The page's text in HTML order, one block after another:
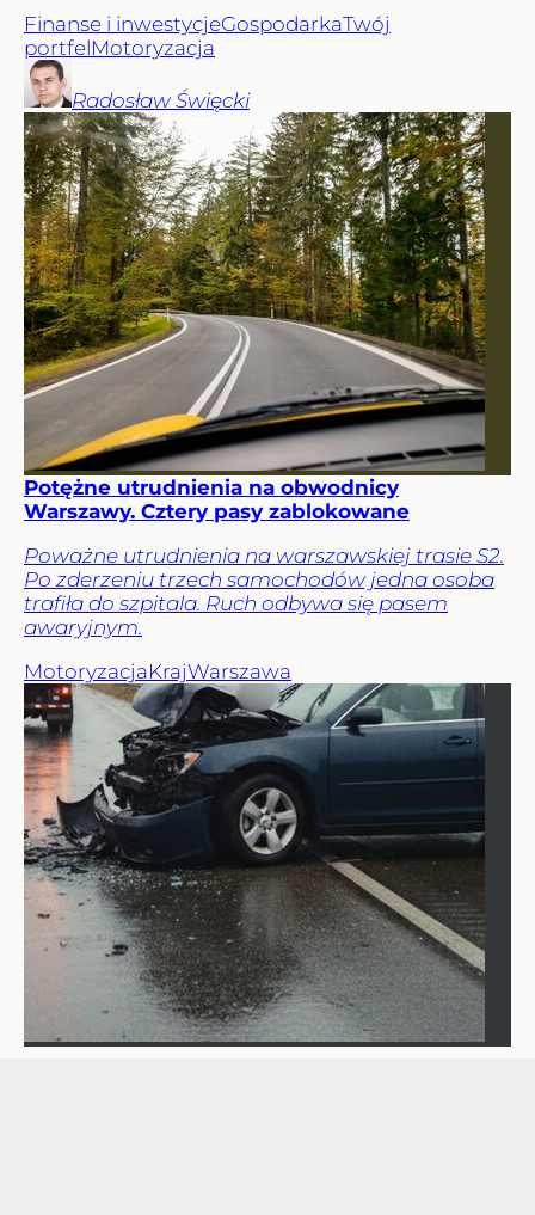
Finanse i inwestycjeGospodarkaTwój
portfelMotoryzacja
Radosław Święcki
Potężne utrudnienia na obwodnicy
Warszawy. Cztery pasy zablokowane
Poważne utrudnienia na warszawskiej trasie S2.
Po zderzeniu trzech samochodów jedna osoba
trafiła do szpitala. Ruch odbywa się pasem
awaryjnym.
MotoryzacjaKrajWarszawa